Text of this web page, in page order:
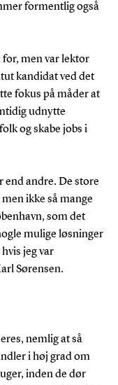
formentlig også
men var lektor
kandidat ved det
fokus på måder at
udnytte
og skabe jobs i
end andre. De store
ikke så mange
som det
mulige løsninger
jeg var
Sørensen.
nemlig at så
i høj grad om
inden de dør